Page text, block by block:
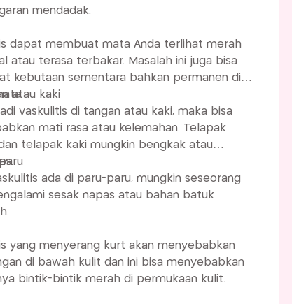
mendadak.
dapat membuat mata Anda terlihat merah
atau terasa terbakar. Masalah ini juga bisa
kebutaan sementara bahkan permanen di
atau kaki
vaskulitis di tangan atau kaki, maka bisa
mati rasa atau kelemahan. Telapak
telapak kaki mungkin bengkak atau
ada di paru-paru, mungkin seseorang
sesak napas atau bahan batuk
yang menyerang kurt akan menyebabkan
di bawah kulit dan ini bisa menyebabkan
bintik-bintik merah di permukaan kulit.